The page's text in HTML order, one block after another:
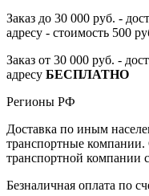
Заказ до 30 000 руб. -
адресу - стоимость 500
Заказ от 30 000 руб. -
адресу БЕСПЛАТНО
Регионы РФ
Доставка по иным
транспортные компании.
транспортной компании
Безналичная оплата по